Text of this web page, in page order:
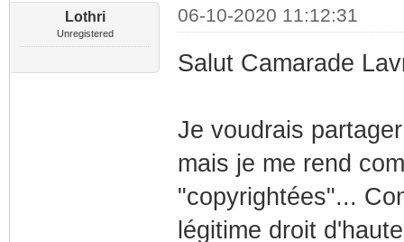
Lothri
Unregistered
06-10-2020 11:12:31
Salut Camarade
Je voudrais
mais je me rend
"copyrightées"...
légitime droit